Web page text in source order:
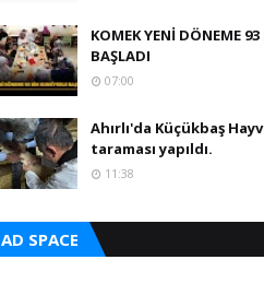
KOMEK YENİ DÖNEME 93
BAŞLADI
07:00
Ahırlı'da Küçükbaş
taraması yapıldı.
11:38
AD SPACE